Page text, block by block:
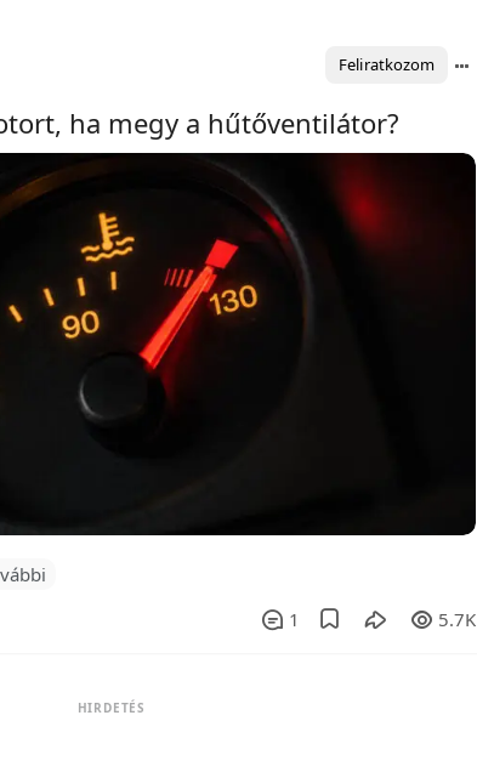
Feliratkozom
ha megy a hűtőventilátor?
1 5.7K
HIRDETÉS